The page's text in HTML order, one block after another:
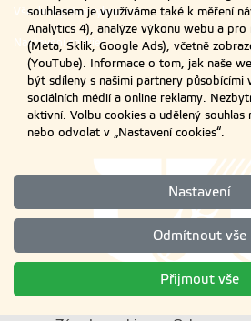
Všechna práva vyhrazena
Nastavení cookies
souhlasem je využíváme také k měření
Analytics 4), analýze výkonu webu a pro
(Meta, Sklik, Google Ads), včetně
(YouTube). Informace o tom, jak naše
být sdíleny s našimi partnery působícími
sociálních médií a online reklamy.
aktivní. Volbu cookies a udělený
nebo odvolat v „Nastavení cookies“.
Nastavení
Odmítnout vše
Přijmout vše